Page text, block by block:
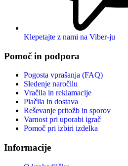
Klepetajte z nami na Viber-ju
Pomoč in podpora
Pogosta vprašanja (FAQ)
Sledenje naročilu
Vračila in reklamacije
Plačila in dostava
Reševanje pritožb in sporov
Varnost pri uporabi igrač
Pomoč pri izbiri izdelka
Informacije